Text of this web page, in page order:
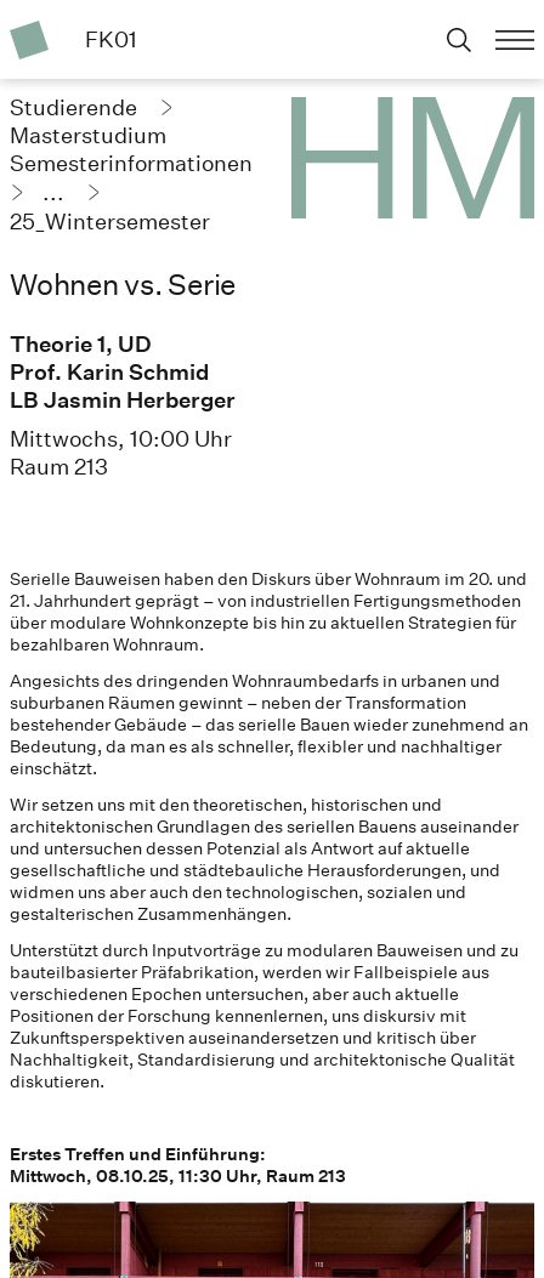
FK01
Studierende
Masterstudium
Semesterinformationen
...
25_Wintersemester
Wohnen vs. Serie
Theorie 1, UD
Prof. Karin Schmid
LB Jasmin Herberger
Mittwochs, 10:00 Uhr
Raum 213
Serielle Bauweisen haben den Diskurs über Wohnraum im 20. und
21. Jahrhundert geprägt – von industriellen Fertigungsmethoden
über modulare Wohnkonzepte bis hin zu aktuellen Strategien für
bezahlbaren Wohnraum.
Angesichts des dringenden Wohnraumbedarfs in urbanen und
suburbanen Räumen gewinnt – neben der Transformation
bestehender Gebäude – das serielle Bauen wieder zunehmend an
Bedeutung, da man es als schneller, flexibler und nachhaltiger
einschätzt.
Wir setzen uns mit den theoretischen, historischen und
architektonischen Grundlagen des seriellen Bauens auseinander
und untersuchen dessen Potenzial als Antwort auf aktuelle
gesellschaftliche und städtebauliche Herausforderungen, und
widmen uns aber auch den technologischen, sozialen und
gestalterischen Zusammenhängen.
Unterstützt durch Inputvorträge zu modularen Bauweisen und zu
bauteilbasierter Präfabrikation, werden wir Fallbeispiele aus
verschiedenen Epochen untersuchen, aber auch aktuelle
Positionen der Forschung kennenlernen, uns diskursiv mit
Zukunftsperspektiven auseinandersetzen und kritisch über
Nachhaltigkeit, Standardisierung und architektonische Qualität
diskutieren.
Erstes Treffen und Einführung:
Mittwoch, 08.10.25, 11:30 Uhr, Raum 213